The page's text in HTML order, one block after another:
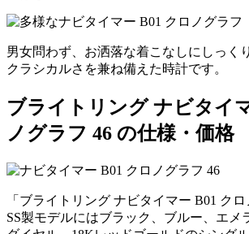
男女問わず、お洒落な着こなしにしっく
クラシカルさを兼ね備えた時計です。
ブライトリング ナビタイ
ノグラフ 46 の仕様・価格
「ブライトリング ナビタイマー B01 ク
SS製モデルにはブラック、ブルー、エメ